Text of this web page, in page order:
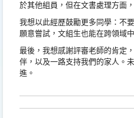
於其他組員，但在文書處理方面，
我想以此經歷鼓勵更多同學：不
願意嘗試，文組生也能在跨領域
最後，我想感謝評審老師的肯定
伴，以及一路支持我們的家人。未
進。